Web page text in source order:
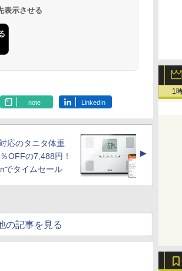
1
表示させる
note LinkedIn
応のタニタ体重
OFFの7,488円！
でタイムセール
▲
の記事を見る